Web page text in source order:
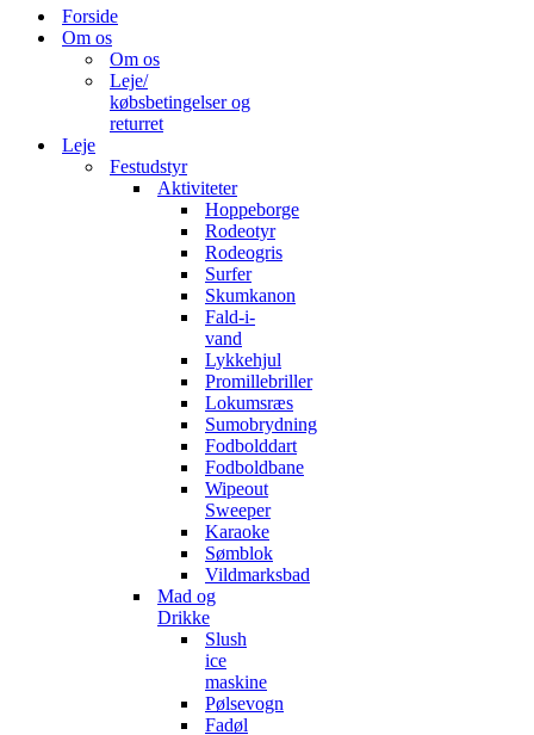
Forside
Om os
Om os
Leje/
købsbetingelser og
returret
Leje
Festudstyr
Aktiviteter
Hoppeborge
Rodeotyr
Rodeogris
Surfer
Skumkanon
Fald-i-
vand
Lykkehjul
Promillebriller
Lokumsræs
Sumobrydning
Fodbolddart
Fodboldbane
Wipeout
Sweeper
Karaoke
Sømblok
Vildmarksbad
Mad og
Drikke
Slush
ice
maskine
Pølsevogn
Fadøl